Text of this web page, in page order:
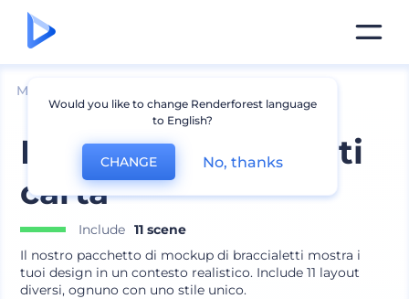
Mockup
Mockup braccialetti
carta
Include 11 scene
Il nostro pacchetto di mockup di braccialetti mostra i
tuoi design in un contesto realistico. Include 11 layout
diversi, ognuno con uno stile unico.
Would you like to change Renderforest language
to English?
CHANGE No, thanks